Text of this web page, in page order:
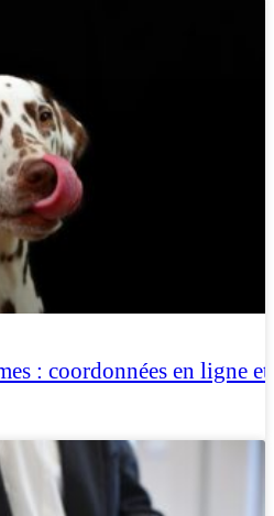
: coordonnées en ligne et